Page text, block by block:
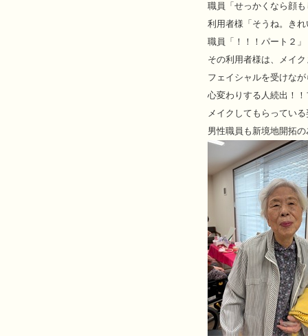
職員「せっかくなら顔
利用者様「そうね。き
職員「！！！パート２」
その利用者様は、メイ
フェイシャルを受けな
心変わりする人続出！
メイクしてもらってい
男性職員も新境地開拓